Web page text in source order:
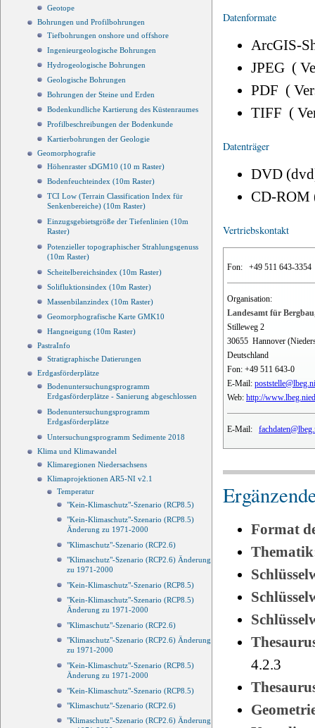
Geotope
Bohrungen und Profilbohrungen
Tiefbohrungen onshore und offshore
Ingenieurgeologische Bohrungen
Hydrogeologische Bohrungen
Geologische Bohrungen
Bohrungen der Steine und Erden
Bodenkundliche Kartierung des Küstenraumes
Profilbeschreibungen der Bodenkunde
Kartierbohrungen der Geologie
Geomorphografie
Höhenraster sDGM10 (10 m Raster)
Bodenfeuchteindex (10m Raster)
TCI Low (Terrain Classification Index für
Senkenbereiche) (10m Raster)
Einzugsgebietsgröße der Tiefenlinien (10m
Raster)
Potenzieller topographischer Strahlungsgenuss
(10m Raster)
Scheitelbereichsindex (10m Raster)
Solifluktionsindex (10m Raster)
Massenbilanzindex (10m Raster)
Geomorphografische Karte GMK10
Hangneigung (10m Raster)
PastraInfo
Stratigraphische Datierungen
Erdgasförderplätze
Bodenuntersuchungsprogramm
Erdgasförderplätze - Sanierung abgeschlossen
Bodenuntersuchungsprogramm
Erdgasförderplätze
Untersuchungsprogramm Sedimente 2018
Klima und Klimawandel
Klimaregionen Niedersachsens
Klimaprojektionen AR5-NI v2.1
Temperatur
"Kein-Klimaschutz"-Szenario (RCP8.5)
"Kein-Klimaschutz"-Szenario (RCP8.5)
Änderung zu 1971-2000
"Klimaschutz"-Szenario (RCP2.6)
"Klimaschutz"-Szenario (RCP2.6) Änderung
zu 1971-2000
"Kein-Klimaschutz"-Szenario (RCP8.5)
"Kein-Klimaschutz"-Szenario (RCP8.5)
Änderung zu 1971-2000
"Klimaschutz"-Szenario (RCP2.6)
"Klimaschutz"-Szenario (RCP2.6) Änderung
zu 1971-2000
"Kein-Klimaschutz"-Szenario (RCP8.5)
Änderung zu 1971-2000
"Kein-Klimaschutz"-Szenario (RCP8.5)
"Klimaschutz"-Szenario (RCP2.6)
"Klimaschutz"-Szenario (RCP2.6) Änderung
Datenformate
ArcGIS-
JPEG (
PDF (
TIFF (
Datenträger
DVD
CD-ROM
Vertriebskontakt
Fon: +49 511 643-3354
Organisation:
Landesamt für
Stilleweg 2
30655 Hannover
Deutschland
Fon: +49 511 643-0
E-Mail:
Web: http://
E-Mail:
Format
4.2.3